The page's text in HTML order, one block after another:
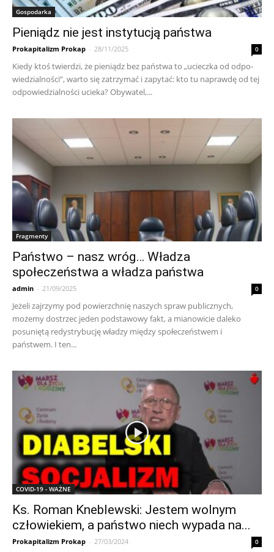
Gospodarka
Pie­nią­dz nie je­st in­sty­tu­cją pań­stwa
Prokapitalizm Prokap - 28/11/2025 0
Kie­dy ktoś twier­dzi, że pie­nią­dz bez pań­stwa to „uciecz­ka od od­po­
wie­dzial­no­ści”, war­to się za­trzy­mać i za­py­tać: kto tu na­praw­dę od tej
od­po­wie­dzial­no­ści ucie­ka? Oby­wa­tel,...
Fragmenty
Państwo – nasz wróg… Władza
społeczeństwa a władza państwa
admin - 21/09/2025 0
Jeżeli zajrzymy pod powierzchnię naszych spraw publicznych,
możemy dostrzec jeden podstawowy fakt, a mianowicie daleko
posuniętą redystrybucję władzy między społeczeństwem i
państwem. I ten...
COVID-19 - WAŻNE
Ks. Roman Kneblewski: Jestem wolnym
człowiekiem, a państwo niech wypada na...
Prokapitalizm Prokap - 27/03/2024 0